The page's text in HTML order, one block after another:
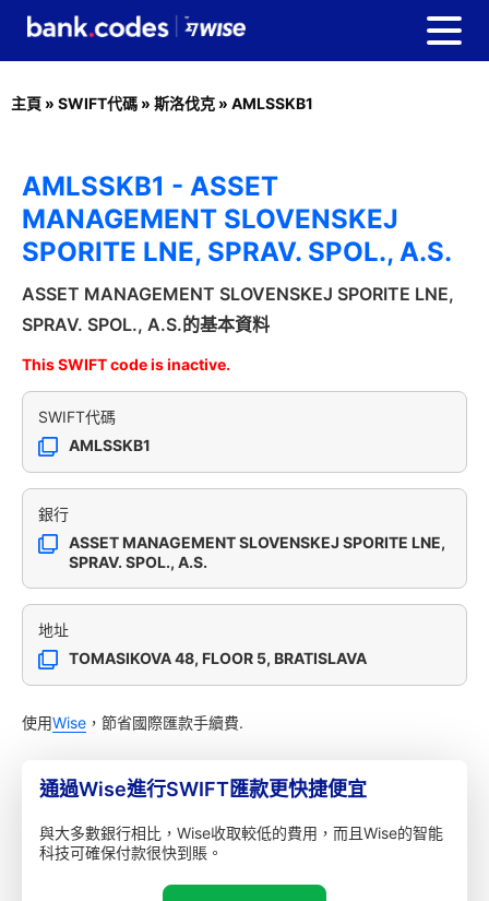
主頁 » SWIFT代碼 » 斯洛伐克 » AMLSSKB1
AMLSSKB1 - ASSET
MANAGEMENT SLOVENSKEJ
SPORITE LNE, SPRAV. SPOL., A.S.
ASSET MANAGEMENT SLOVENSKEJ SPORITE LNE,
SPRAV. SPOL., A.S.的基本資料
This SWIFT code is inactive.
SWIFT代碼
AMLSSKB1
銀行
ASSET MANAGEMENT SLOVENSKEJ SPORITE LNE,
SPRAV. SPOL., A.S.
地址
TOMASIKOVA 48, FLOOR 5, BRATISLAVA
使用Wise ，節省國際匯款手續費.
通過Wise進行SWIFT匯款更快捷便宜
與大多數銀行相比，Wise收取較低的費用，而且Wise的智能
科技可確保付款很快到賬。